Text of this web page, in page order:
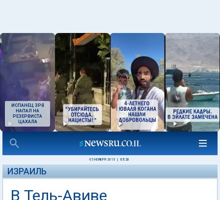
ИСПАНЕЦ ЗРЯ
НАПАЛ НА
РЕЗЕРВИСТА
ЦАХАЛА
05 НОЯБРЯ 2013 05:20
ИЗРАИЛЬ
В Тель-Авиве